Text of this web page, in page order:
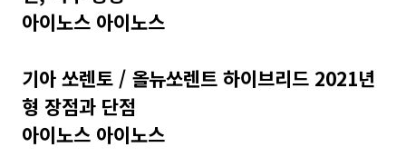
아이노스 아이노스
기아 쏘렌토 / 올뉴쏘렌트 하이브리드 2021년
형 장점과 단점
아이노스 아이노스